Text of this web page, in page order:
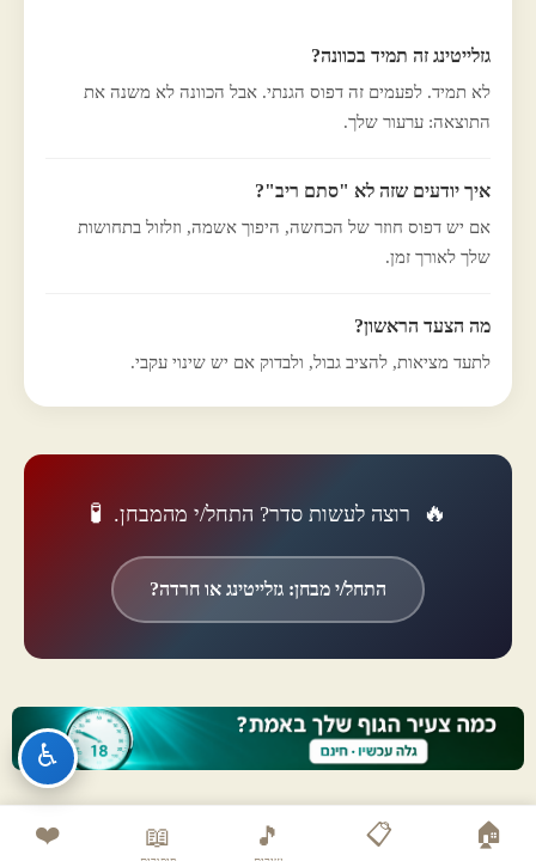
גזלייטינג זה תמיד בכוונה?
לא תמיד. לפעמים זה דפוס הגנתי. אבל הכוונה לא משנה את
התוצאה: ערעור שלך.
איך יודעים שזה לא "סתם ריב"?
אם יש דפוס חוזר של הכחשה, היפוך אשמה, וזלזול בתחושות
שלך לאורך זמן.
מה הצעד הראשון?
לתעד מציאות, להציב גבול, ולבדוק אם יש שינוי עקבי.
🔥 רוצה לעשות סדר? התחל/י מהמבחן. 🧪
התחל/י מבחן: גזלייטינג או חרדה?
🏠
📋
🎵
📖
❤️
♿